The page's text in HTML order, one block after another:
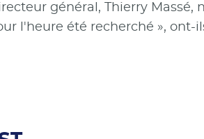
général, Thierry
l'heure été recherché », ont-